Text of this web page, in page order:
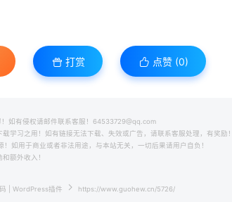
打赏 点赞 (0)
如有侵权请邮件联系客服！64533729@qq.com
学习之用！如有链接无法下载、失效或广告，请联系客服处理，有奖励！
如用于商业或者非法用途，与本站无关，一切后果请用户自负！
额外收入！
| WordPress插件 https://www.guohew.cn/5726/